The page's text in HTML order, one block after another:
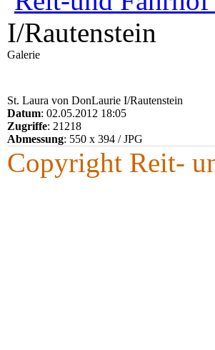
I/Rautenstein
Galerie
St. Laura von DonLaurie I/Rautenstein
Datum: 02.05.2012 18:05
Zugriffe: 21218
Abmessung: 550 x 394 / JPG
Copyright Reit-